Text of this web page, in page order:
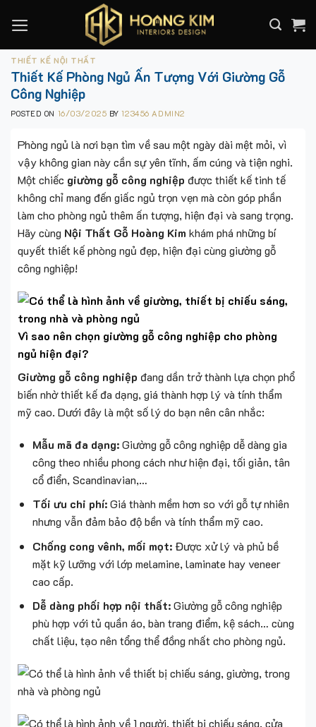
THIẾT KẾ NỘI THẤT
Thiết Kế Phòng Ngủ Ấn Tượng Với Giường Gỗ
Công Nghiệp
POSTED ON 16/03/2025 BY123456 ADMIN2
Phòng ngủ là nơi bạn tìm về sau một ngày dài mệt mỏi, vì
vậy không gian này cần sự yên tĩnh, ấm cúng và tiện nghi.
Một chiếc giường gỗ công nghiệp được thiết kế tinh tế
không chỉ mang đến giấc ngủ trọn vẹn mà còn góp phần
làm cho phòng ngủ thêm ấn tượng, hiện đại và sang trọng.
Hãy cùng Nội Thất Gỗ Hoàng Kim khám phá những bí
quyết thiết kế phòng ngủ đẹp, hiện đại cùng giường gỗ
công nghiệp!
Vì sao nên chọn giường gỗ công nghiệp cho phòng
ngủ hiện đại?
Giường gỗ công nghiệp đang dần trở thành lựa chọn phổ
biến nhờ thiết kế đa dạng, giá thành hợp lý và tính thẩm
mỹ cao. Dưới đây là một số lý do bạn nên cân nhắc:
Mẫu mã đa dạng:Giường gỗ công nghiệp dễ dàng gia
công theo nhiều phong cách như hiện đại, tối giản, tân
cổ điển, Scandinavian,…
Tối ưu chi phí:Giá thành mềm hơn so với gỗ tự nhiên
nhưng vẫn đảm bảo độ bền và tính thẩm mỹ cao.
Chống cong vênh, mối mọt:Được xử lý và phủ bề
mặt kỹ lưỡng với lớp melamine, laminate hay veneer
cao cấp.
Dễ dàng phối hợp nội thất:Giường gỗ công nghiệp
phù hợp với tủ quần áo, bàn trang điểm, kệ sách… cùng
chất liệu, tạo nên tổng thể đồng nhất cho phòng ngủ.